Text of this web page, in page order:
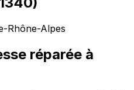
Rhône-Alpes
réparée à